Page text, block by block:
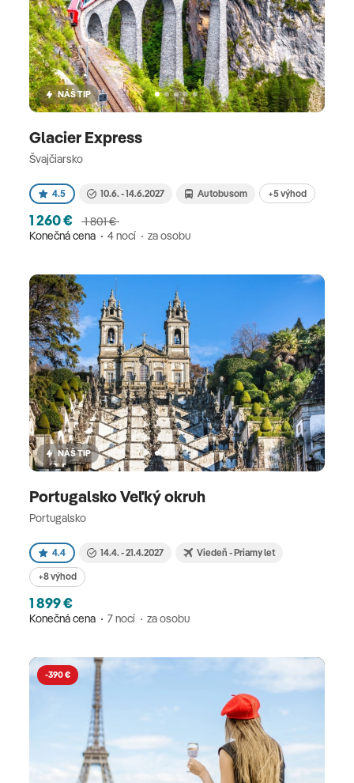
NÁŠ TIP
Glacier Express
Švajčiarsko
4.5 10.6. - 14.6.2027 Autobusom +5 výhod
1 260 €
1 801 €
Konečná cena
4 nocí za osobu
NÁŠ TIP
Portugalsko Veľký okruh
Portugalsko
4.4 14.4. - 21.4.2027 Viedeň - Priamy let
+8 výhod
1 899 €
Konečná cena 7 nocí za osobu
-390 €